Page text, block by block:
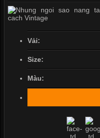
Vải:
Size:
Màu: